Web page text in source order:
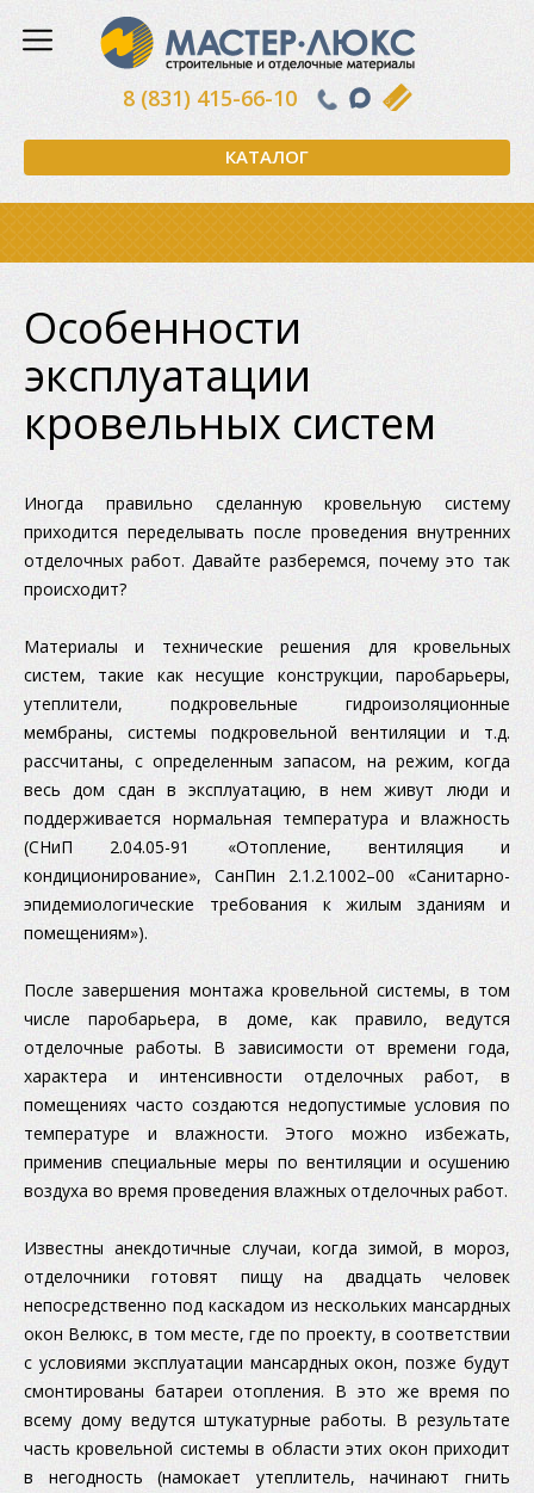
КАТАЛОГ
8 (831) 415-66-10
Особенности
эксплуатации
кровельных систем
Иногда правильно сделанную кровельную систему
приходится переделывать после проведения внутренних
отделочных работ. Давайте разберемся, почему это так
происходит?
Материалы и технические решения для кровельных
систем, такие как несущие конструкции, паробарьеры,
утеплители, подкровельные гидроизоляционные
мембраны, системы подкровельной вентиляции и т.д.
рассчитаны, с определенным запасом, на режим, когда
весь дом сдан в эксплуатацию, в нем живут люди и
поддерживается нормальная температура и влажность
(СНиП 2.04.05-91 «Отопление, вентиляция и
кондиционирование», СанПин 2.1.2.1002–00 «Санитарно-
эпидемиологические требования к жилым зданиям и
помещениям»).
После завершения монтажа кровельной системы, в том
числе паробарьера, в доме, как правило, ведутся
отделочные работы. В зависимости от времени года,
характера и интенсивности отделочных работ, в
помещениях часто создаются недопустимые условия по
температуре и влажности. Этого можно избежать,
применив специальные меры по вентиляции и осушению
воздуха во время проведения влажных отделочных работ.
Известны анекдотичные случаи, когда зимой, в мороз,
отделочники готовят пищу на двадцать человек
непосредственно под каскадом из нескольких мансардных
окон Велюкс, в том месте, где по проекту, в соответствии
с условиями эксплуатации мансардных окон, позже будут
смонтированы батареи отопления. В это же время по
всему дому ведутся штукатурные работы. В результате
часть кровельной системы в области этих окон приходит
в негодность (намокает утеплитель, начинают гнить